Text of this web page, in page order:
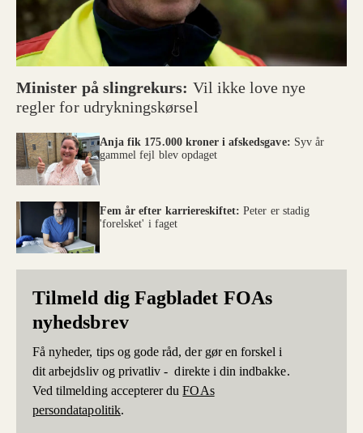
Minister på slingrekurs: Vil ikke love nye
regler for udrykningskørsel
Anja fik 175.000 kroner i afskedsgave: Syv år
gammel fejl blev opdaget
Fem år efter karriereskiftet:Peter er stadig
'forelsket' i faget
Tilmeld dig Fagbladet FOAs
nyhedsbrev
Få nyheder, tips og gode råd, der gør en forskel i
dit arbejdsliv og privatliv - direkte i din indbakke.
Ved tilmelding accepterer duFOAs
persondatapolitik.